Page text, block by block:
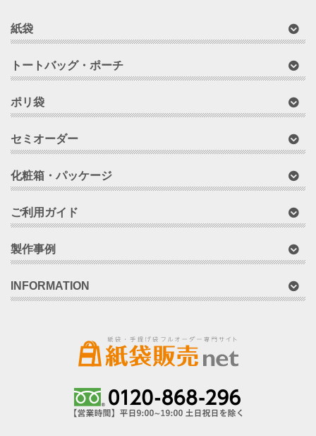
紙袋
トートバッグ・ポーチ
ポリ袋
セミオーダー
化粧箱・パッケージ
ご利用ガイド
製作事例
INFORMATION